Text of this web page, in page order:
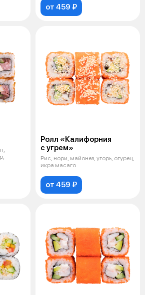
от 459 ₽
Ролл «Калифорния
с угрем»
Рис, нори, майонез, угорь, огурец,
икра масаго
от 459 ₽